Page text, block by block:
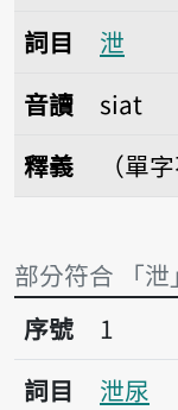
詞目
泄
音讀
siat
釋義
（單
部分符合 「泄
序號1泄尿
序號
1
詞目
泄尿